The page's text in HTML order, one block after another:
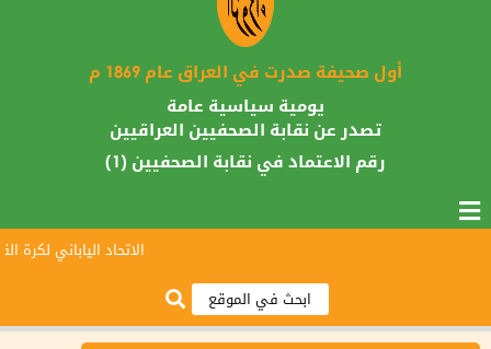
أول صحيفة صدرت في العراق عام 1869 م
يومية سياسية عامة
تصدر عن نقابة الصحفيين العراقيين
رقم الاعتماد في نقابة الصحفيين (1)
الاتحاد الياباني لكرة